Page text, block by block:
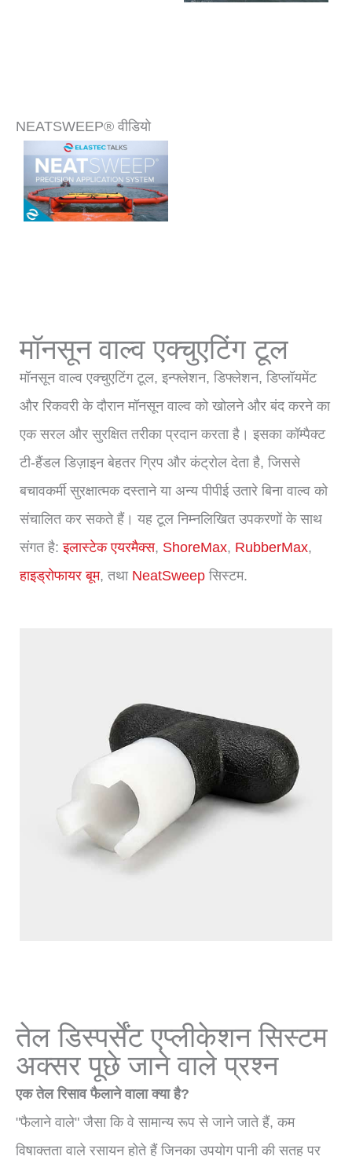
NEATSWEEP® वीडियो
मॉनसून वाल्व एक्चुएटिंग टूल
मॉनसून वाल्व एक्चुएटिंग टूल, इन्फ्लेशन, डिफ्लेशन, डिप्लॉयमेंट
और रिकवरी के दौरान मॉनसून वाल्व को खोलने और बंद करने का
एक सरल और सुरक्षित तरीका प्रदान करता है। इसका कॉम्पैक्ट
टी-हैंडल डिज़ाइन बेहतर ग्रिप और कंट्रोल देता है, जिससे
बचावकर्मी सुरक्षात्मक दस्ताने या अन्य पीपीई उतारे बिना वाल्व को
संचालित कर सकते हैं। यह टूल निम्नलिखित उपकरणों के साथ
संगत है:इलास्टेक एयरमैक्स, ShoreMax, RubberMax,
हाइड्रोफायर बूम, तथा NeatSweepसिस्टम.
तेल डिस्पर्सेंट एप्लीकेशन सिस्टम
अक्सर पूछे जाने वाले प्रश्न
एक तेल रिसाव फैलाने वाला क्या है?
"फैलाने वाले" जैसा कि वे सामान्य रूप से जाने जाते हैं, कम
विषाक्तता वाले रसायन होते हैं जिनका उपयोग पानी की सतह पर